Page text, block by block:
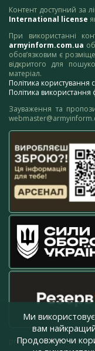
Контент доступний за
International license
При використанні
armyinform.com.ua
обов’язковим є
відкритого для
матеріал.
Політика
Політика використання
Зауваження та
Ми
вам
Продовжуючи